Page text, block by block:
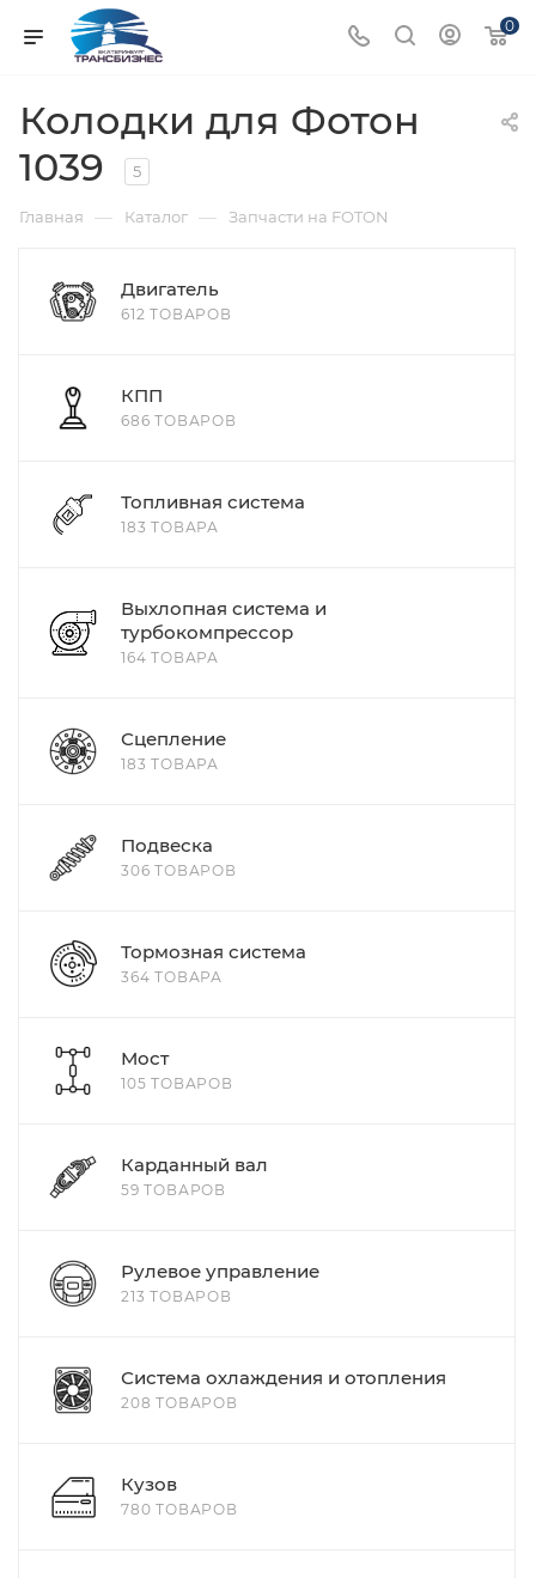
0
Колодки для Фотон
1039
5
Главная — Каталог — Запчасти на FOTON
Двигатель
612 ТОВАРОВ
КПП
686 ТОВАРОВ
Топливная система
183 ТОВАРА
Выхлопная система и
турбокомпрессор
164 ТОВАРА
Сцепление
183 ТОВАРА
Подвеска
306 ТОВАРОВ
Тормозная система
364 ТОВАРА
Мост
105 ТОВАРОВ
Карданный вал
59 ТОВАРОВ
Рулевое управление
213 ТОВАРОВ
Система охлаждения и отопления
208 ТОВАРОВ
Кузов
780 ТОВАРОВ